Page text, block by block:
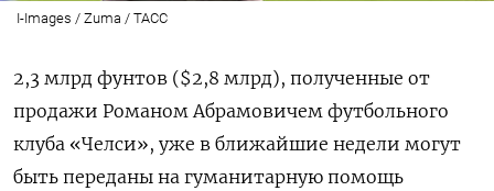
I-Images / Zuma / ТАСС
2,3 млрд фунтов ($2,8 млрд), полученные от
продажи Романом Абрамовичем футбольного
клуба «Челси», уже в ближайшие недели могут
быть переданы на гуманитарную помощь